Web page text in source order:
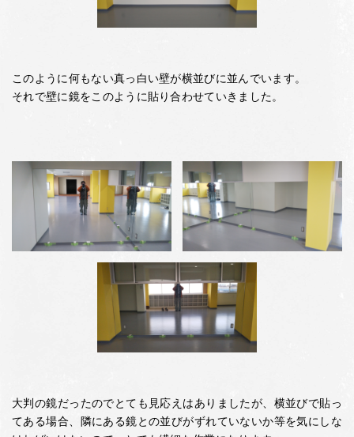
このように何もない真っ白い壁が横並びに並んでいます。
それで壁に鏡をこのように貼り合わせていきました。
大判の鏡だったのでとても見応えはありましたが、横並びで貼っ
てある場合、隣にある鏡との並びがずれていないか等を気にしな